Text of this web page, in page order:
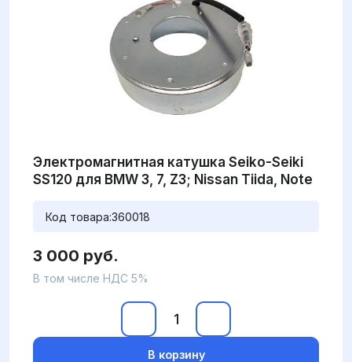
Электромагнитная катушка Seiko-Seiki
SS120 для BMW 3, 7, Z3; Nissan Tiida, Note
Код товара:360018
3 000 руб.
В том числе НДС 5%
В корзину